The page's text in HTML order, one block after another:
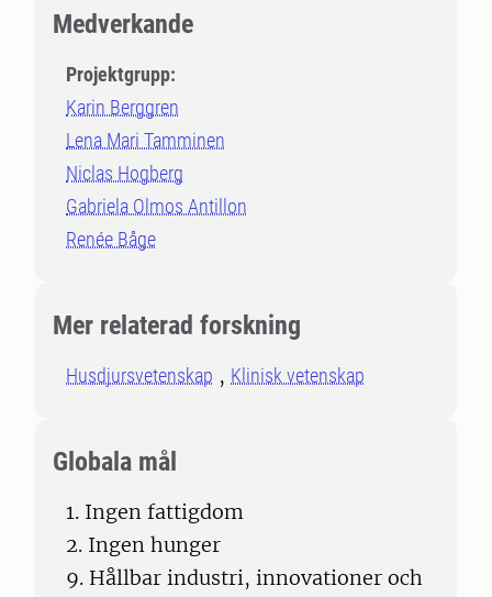
Medverkande
Projektgrupp:
Karin Berggren
Lena Mari Tamminen
Niclas Hogberg
Gabriela Olmos Antillon
Renée Båge
Mer relaterad forskning
Husdjursvetenskap Klinisk vetenskap
Globala mål
1. Ingen fattigdom
2. Ingen hunger
9. Hållbar industri, innovationer och